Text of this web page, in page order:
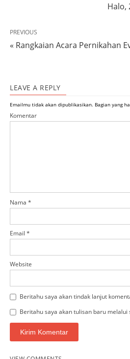
Halo,
PREVIOUS
« Rangkaian Acara Pernikahan
LEAVE A REPLY
Emailmu tidak akan dipublikasikan. Bagian yang
Komentar
Nama *
Email *
Website
Beritahu saya akan tindak lanjut
Beritahu saya akan tulisan baru melalui